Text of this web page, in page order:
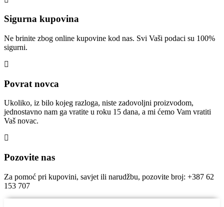
Sigurna kupovina
Ne brinite zbog online kupovine kod nas. Svi Vaši podaci su 100%
sigurni.
Povrat novca
Ukoliko, iz bilo kojeg razloga, niste zadovoljni proizvodom,
jednostavno nam ga vratite u roku 15 dana, a mi ćemo Vam vratiti
Vaš novac.
Pozovite nas
Za pomoć pri kupovini, savjet ili narudžbu, pozovite broj: +387 62
153 707